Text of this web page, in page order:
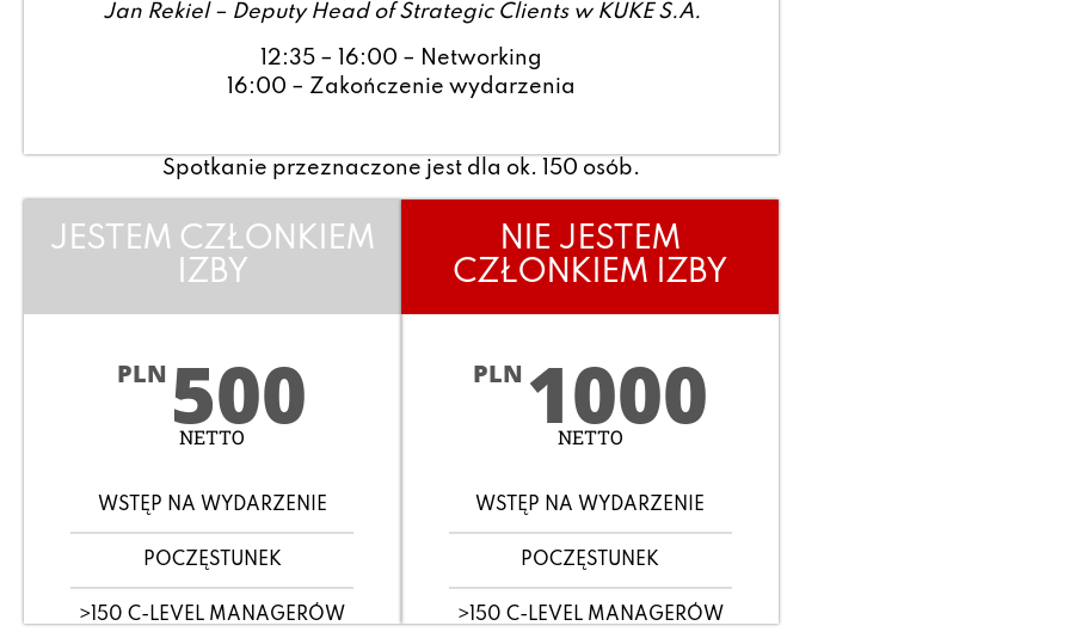
Jan Rekiel – Deputy Head of Strategic Clients w KUKE S.A.
12:35 – 16:00 – Networking
16:00 – Zakończenie wydarzenia
Spotkanie przeznaczone jest dla ok. 150 osób.
JESTEM CZŁONKIEM
IZBY
PLN 500
NETTO
WSTĘP NA WYDARZENIE
POCZĘSTUNEK
>150 C-LEVEL MANAGERÓW
NIE JESTEM
CZŁONKIEM IZBY
PLN 1000
NETTO
WSTĘP NA WYDARZENIE
POCZĘSTUNEK
>150 C-LEVEL MANAGERÓW